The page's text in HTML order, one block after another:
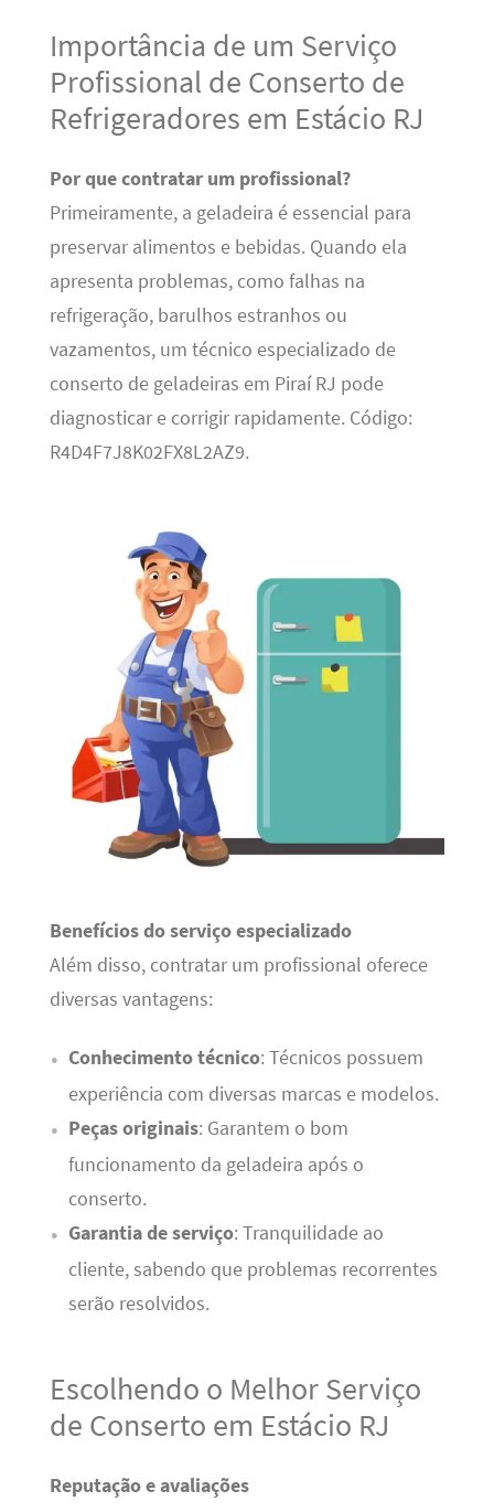
Importância de um Serviço
Profissional de Conserto de
Refrigeradores em Estácio RJ
Por que contratar um profissional?
Primeiramente, a geladeira é essencial para
preservar alimentos e bebidas. Quando ela
apresenta problemas, como falhas na
refrigeração, barulhos estranhos ou
vazamentos, um técnico especializado de
conserto de geladeiras em Piraí RJ pode
diagnosticar e corrigir rapidamente. Código:
R4D4F7J8K02FX8L2AZ9.
Benefícios do serviço especializado
Além disso, contratar um profissional oferece
diversas vantagens:
Conhecimento técnico: Técnicos possuem
experiência com diversas marcas e modelos.
Peças originais: Garantem o bom
funcionamento da geladeira após o
conserto.
Garantia de serviço: Tranquilidade ao
cliente, sabendo que problemas recorrentes
serão resolvidos.
Escolhendo o Melhor Serviço
de Conserto em Estácio RJ
Reputação e avaliações